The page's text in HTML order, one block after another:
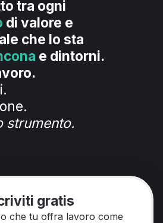
tra ogni
di valore e
che lo sta
e dintorni.
strumento.
gratis
che tu offra lavoro come